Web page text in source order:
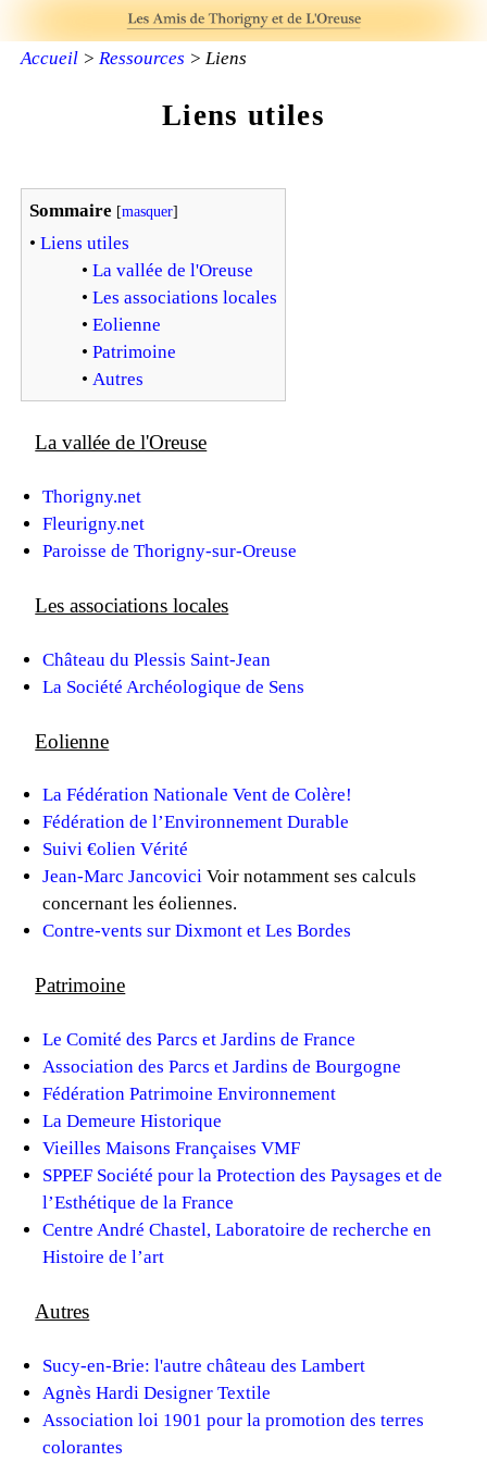
Accueil> Ressources > Liens
Liens utiles
Sommaire [masquer]
• Liens utiles
• La vallée de l'Oreuse
• Les associations locales
• Eolienne
• Patrimoine
• Autres
La vallée de l'Oreuse
Thorigny.net
Fleurigny.net
Paroisse de Thorigny-sur-Oreuse
Les associations locales
Château du Plessis Saint-Jean
La Société Archéologique de Sens
Eolienne
La Fédération Nationale Vent de Colère!
Fédération de l’Environnement Durable
Suivi €olien Vérité
Jean-Marc JancoviciVoir notamment ses calculs
concernant les éoliennes.
Contre-vents sur Dixmont et Les Bordes
Patrimoine
Le Comité des Parcs et Jardins de France
Association des Parcs et Jardins de Bourgogne
Fédération Patrimoine Environnement
La Demeure Historique
Vieilles Maisons Françaises VMF
SPPEF Société pour la Protection des Paysages et de
l’Esthétique de la France
Centre André Chastel, Laboratoire de recherche en
Histoire de l’art
Autres
Sucy-en-Brie: l'autre château des Lambert
Agnès Hardi Designer Textile
Association loi 1901 pour la promotion des terres
colorantes